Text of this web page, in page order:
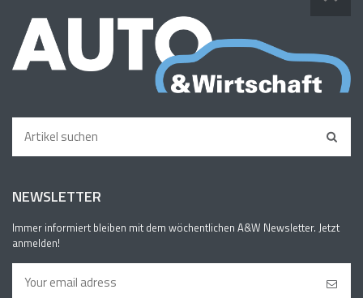
NEWSLETTER
Immer informiert bleiben mit dem wöchentlichen A&W Newsletter. Jetzt
anmelden!